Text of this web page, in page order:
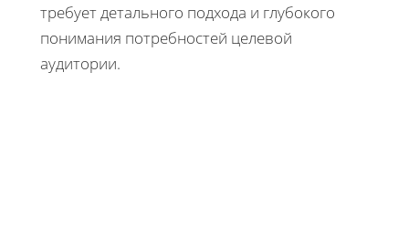
требует детального подхода и глубокого
понимания потребностей целевой
аудитории.